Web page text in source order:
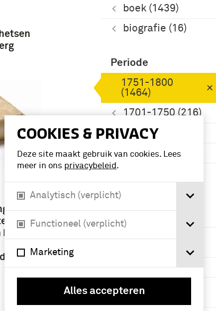
COOKIES & PRIVACY
Deze site maakt gebruik van cookies. Lees
meer in ons privacybeleid.
Analytisch (verplicht)
Functioneel (verplicht)
Marketing
Alles accepteren
boek (1439)
biografie (16)
Periode
1751-1800
(1464)
1701-1750 (216)
1801-1850 (144)
1651-1700 (111)
instellingen
Friedrich der
Cook, James (19)
Staatse Leger
(1579-1795) (16)
:
van